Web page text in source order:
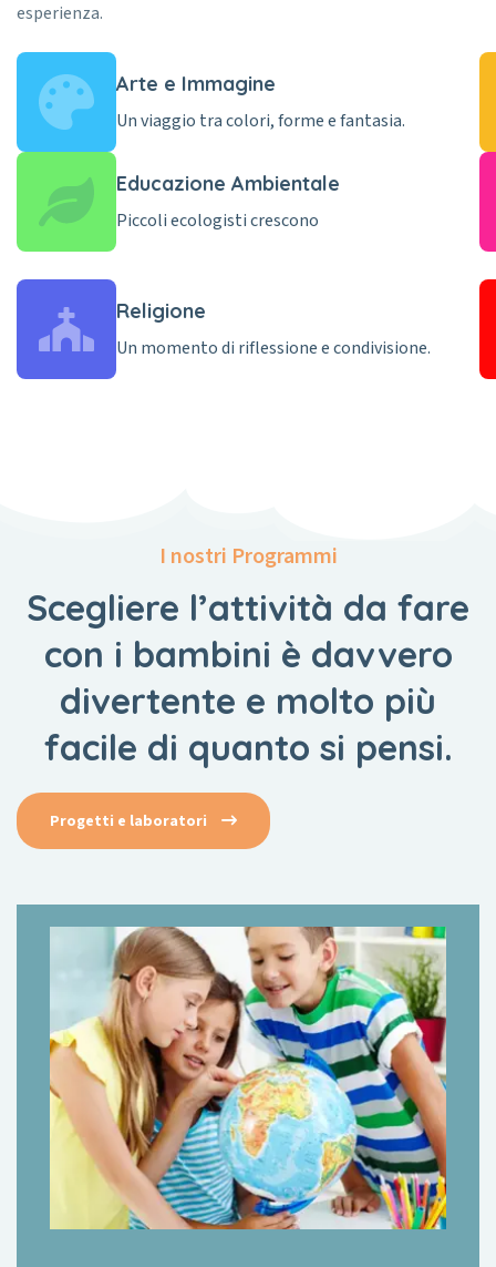
esperienza.
Arte e Immagine
Un viaggio tra colori, forme e fantasia.
Educazione Ambientale
Piccoli ecologisti crescono
Religione
Un momento di riflessione e condivisione.
I nostri Programmi
Scegliere l’attività da fare
con i bambini è davvero
divertente e molto più
facile di quanto si pensi.
Progetti e laboratori